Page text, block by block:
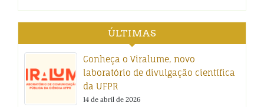
ÚLTIMAS
Conheça o Viralume, novo
laboratório de divulgação científica
da UFPR
14 de abril de 2026